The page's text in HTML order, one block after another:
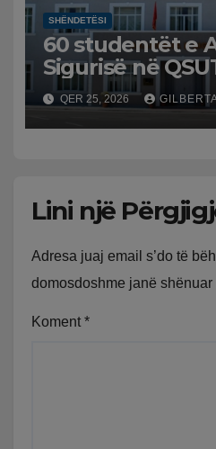
SHËNDETËSI
60 studentët e
Sigurisë në
menuja e
mbledh
QER 25, 2026
Lini një
Adresa juaj email s’do të
domosdoshme janë shënuar
Koment *